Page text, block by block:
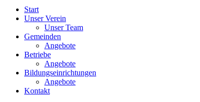
Start
Unser Verein
Unser Team
Gemeinden
Angebote
Betriebe
Angebote
Bildungseinrichtungen
Angebote
Kontakt